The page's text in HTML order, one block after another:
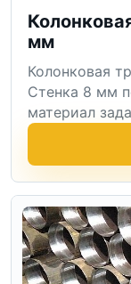
мм
Колонковая
Стенка 8 мм
материал